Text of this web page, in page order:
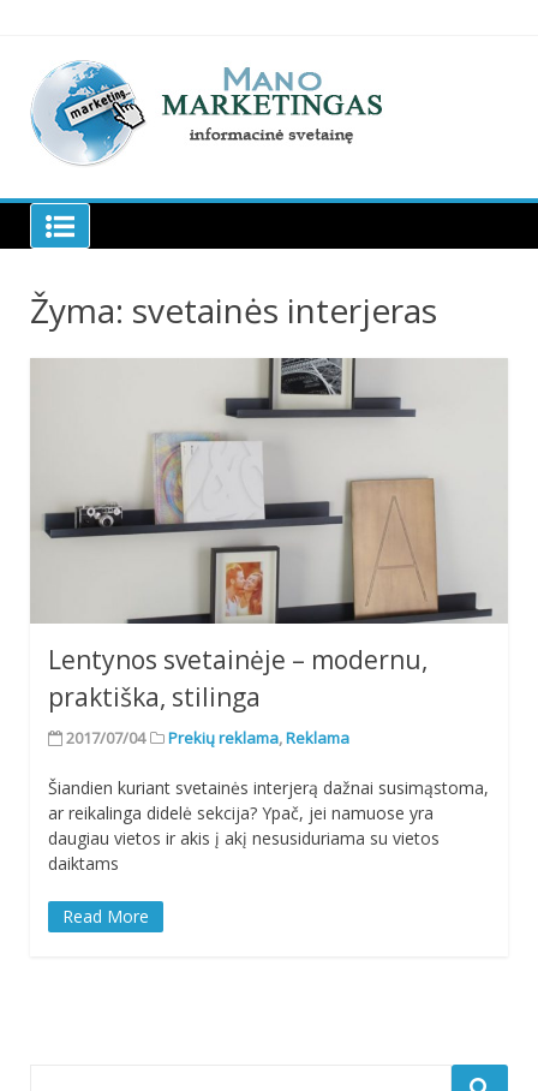
content
Manomarketingas.lt
Žyma: svetainės interjeras
Lentynos svetainėje – modernu,
praktiška, stilinga
2017/07/04 Prekių reklama,Reklama
Šiandien kuriant svetainės interjerą dažnai susimąstoma,
ar reikalinga didelė sekcija? Ypač, jei namuose yra
daugiau vietos ir akis į akį nesusiduriama su vietos
daiktams
Read More